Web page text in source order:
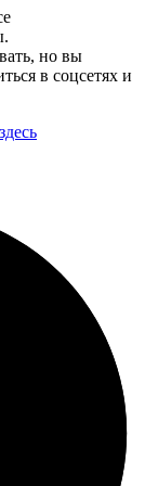
но вы
в соцсетях и